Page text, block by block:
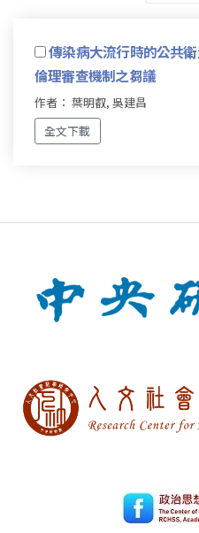
傳染病大流行時的公共
倫理審查機制之芻議
作者： 葉明叡, 吳建昌
全文下載